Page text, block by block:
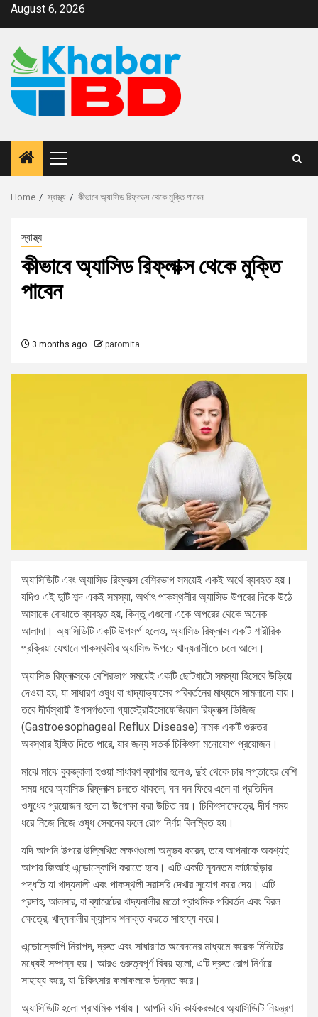
August 6, 2026
Home স্বাস্থ্য কীভাবে অ্যাসিড রিফ্লাক্স থেকে মুক্তি পাবেন
স্বাস্থ্য
কীভাবে অ্যাসিড রিফ্লাক্স থেকে মুক্তি
পাবেন
3 months ago paromita
অ্যাসিডিটি এবং অ্যাসিড রিফ্লাক্স বেশিরভাগ সময়েই একই অর্থে ব্যবহৃত হয়।
যদিও এই দুটি শব্দ একই সমস্যা, অর্থাৎ পাকস্থলীর অ্যাসিড উপরের দিকে উঠে
আসাকে বোঝাতে ব্যবহৃত হয়, কিন্তু এগুলো একে অপরের থেকে অনেক
আলাদা। অ্যাসিডিটি একটি উপসর্গ হলেও, অ্যাসিড রিফ্লাক্স একটি শারীরিক
প্রক্রিয়া যেখানে পাকস্থলীর অ্যাসিড উপচে খাদ্যনালীতে চলে আসে।
অ্যাসিড রিফ্লাক্সকে বেশিরভাগ সময়েই একটি ছোটখাটো সমস্যা হিসেবে উড়িয়ে
দেওয়া হয়, যা সাধারণ ওষুধ বা খাদ্যাভ্যাসের পরিবর্তনের মাধ্যমে সামলানো যায়।
তবে দীর্ঘস্থায়ী উপসর্গগুলো গ্যাস্ট্রোইসোফেজিয়াল রিফ্লাক্স ডিজিজ
(Gastroesophageal Reflux Disease) নামক একটি গুরুতর
অবস্থার ইঙ্গিত দিতে পারে, যার জন্য সতর্ক চিকিৎসা মনোযোগ প্রয়োজন।
মাঝে মাঝে বুকজ্বালা হওয়া সাধারণ ব্যাপার হলেও, দুই থেকে চার সপ্তাহের বেশি
সময় ধরে অ্যাসিড রিফ্লাক্স চলতে থাকলে, ঘন ঘন ফিরে এলে বা প্রতিদিন
ওষুধের প্রয়োজন হলে তা উপেক্ষা করা উচিত নয়। চিকিৎসাক্ষেত্রে, দীর্ঘ সময়
ধরে নিজে নিজে ওষুধ সেবনের ফলে রোগ নির্ণয় বিলম্বিত হয়।
যদি আপনি উপরে উল্লিখিত লক্ষণগুলো অনুভব করেন, তবে আপনাকে অবশ্যই
আপার জিআই এন্ডোস্কোপি করাতে হবে। এটি একটি ন্যূনতম কাটাছেঁড়ার
পদ্ধতি যা খাদ্যনালী এবং পাকস্থলী সরাসরি দেখার সুযোগ করে দেয়। এটি
প্রদাহ, আলসার, বা ব্যারেটের খাদ্যনালীর মতো প্রাথমিক পরিবর্তন এবং বিরল
ক্ষেত্রে, খাদ্যনালীর ক্যান্সার শনাক্ত করতে সাহায্য করে।
এন্ডোস্কোপি নিরাপদ, দ্রুত এবং সাধারণত অবেদনের মাধ্যমে কয়েক মিনিটের
মধ্যেই সম্পন্ন হয়। আরও গুরুত্বপূর্ণ বিষয় হলো, এটি দ্রুত রোগ নির্ণয়ে
সাহায্য করে, যা চিকিৎসার ফলাফলকে উন্নত করে।
অ্যাসিডিটি হলো প্রাথমিক পর্যায়। আপনি যদি কার্যকরভাবে অ্যাসিডিটি নিয়ন্ত্রণ